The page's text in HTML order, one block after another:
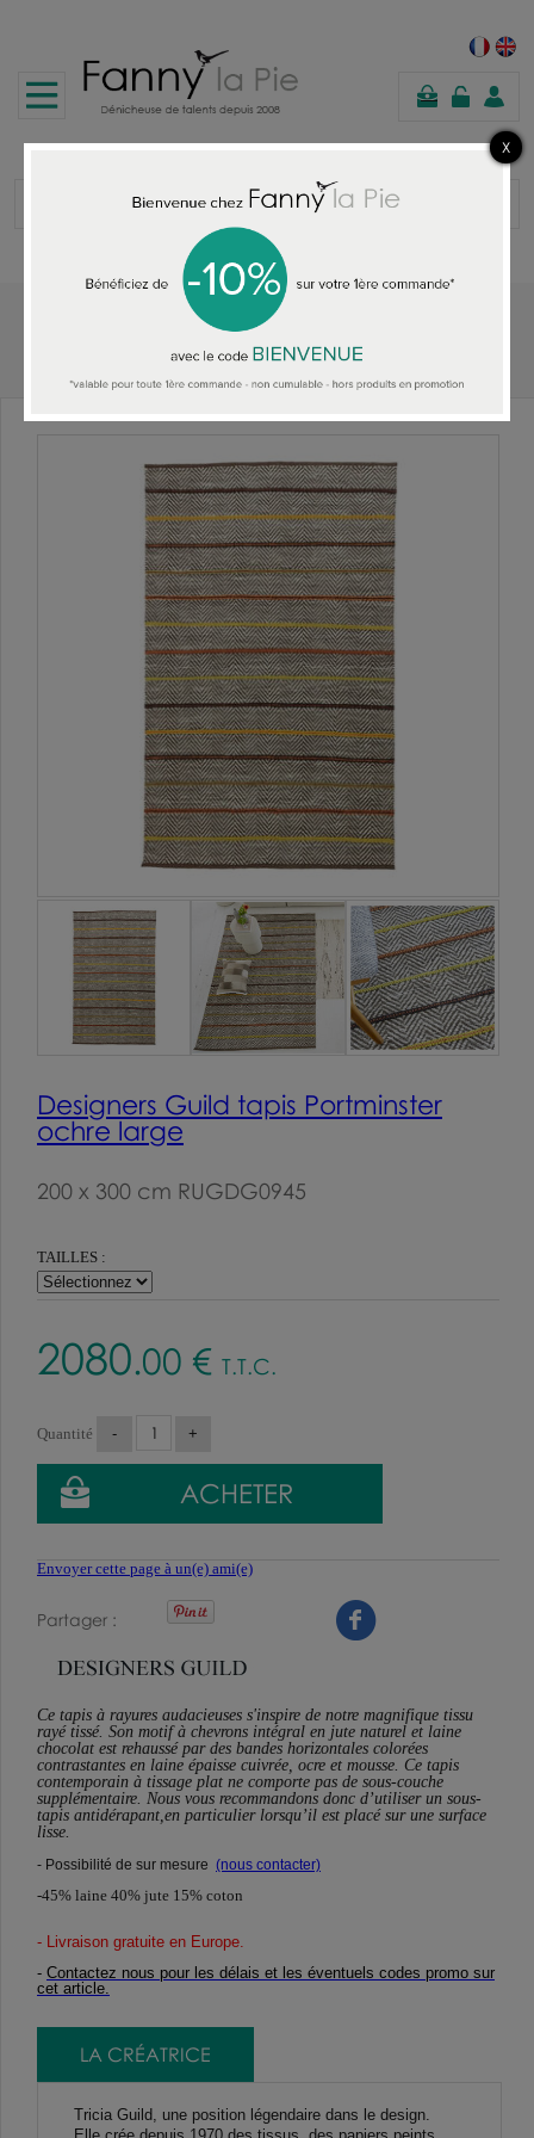
panier
Designers Guild tapis Portminster ochre large
Designers Guild tapis Portminster
ochre large
200 x 300 cm RUGDG0945
TAILLES :
2080.00 € T.T.C.
Quantité
Envoyer cette page à un(e) ami(e)
Partager
Ce tapis à rayures audacieuses s'inspire de notre magnifique tissu
rayé tissé. Son motif à chevrons intégral en jute naturel et laine
chocolat est rehaussé par des bandes horizontales colorées
contrastantes en laine épaisse cuivrée, ocre et mousse. Ce tapis
contemporain à tissage plat ne comporte pas de sous-couche
supplémentaire. Nous vous recommandons donc d’utiliser un sous-
tapis antidérapant,en particulier lorsqu’il est placé sur une surface
lisse.
- Possibilité de sur mesure (nous contacter)
-45% laine 40% jute 15% coton
- Livraison gratuite en Europe
- Contactez nous pour les délais et les éventuels codes promo sur
cet article.
LA CRÉATRICE
Tricia Guild, une position légendaire dans le design.